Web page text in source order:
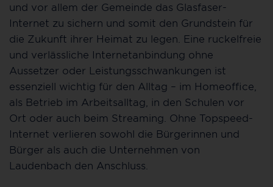
und vor allem der Gemeinde das Glasfaser-
Internet zu sichern und somit den Grundstein für
die Zukunft ihrer Heimat zu legen. Eine ruckelfreie
und verlässliche Internetanbindung ohne
Aussetzer oder Leistungsschwankungen ist
essenziell wichtig für den Alltag – im Homeoffice,
als Betrieb im Arbeitsalltag, in den Schulen vor
Ort oder auch beim Streaming. Ohne Topspeed-
Internet verlieren sowohl die Bürgerinnen und
Bürger als auch die Unternehmen von
Laudenbach den Anschluss.